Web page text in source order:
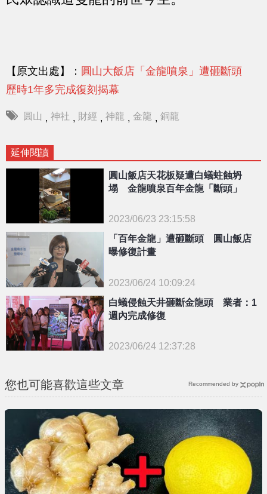
【原文出處】： 圓山大飯店「金龍噴泉」遭砸斷頭
歷時1年多完成復刻揭幕
圓山 , 神社 , 財經 , 神龍 , 金龍 , 銅龍
延伸閱讀
{PLAYICON}
圓山飯店天花板疑遭白蟻蛀蝕坍
塌 金龍噴泉百年金龍「斷頭」
2023/06/23 23:15:58
{PLAYICON}
「百年金龍」遭砸斷頭 圓山飯店
曝修復計畫
2023/06/24 10:09:24
白蟻侵蝕天井砸斷金龍頭 業者：1
週內完成修復
2023/06/24 12:37:28
您也可能喜歡這些文章 Recommended by